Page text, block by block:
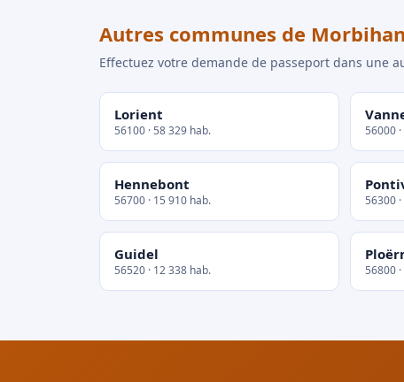
Autres communes de Morbihan
Effectuez votre demande de passeport dans une
Lorient
56100 · 58 329 hab. 56000
Hennebont
56700 · 15 910 hab. 56300
Guidel
56520 · 12 338 hab. 56800